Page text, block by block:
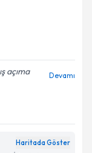
açıma
Devamı
Haritada Göster